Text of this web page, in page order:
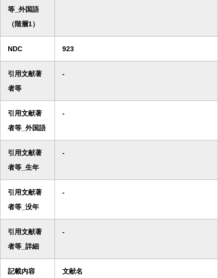
等_外国語
（階層1）
NDC 923
引用文献著
者等
-
引用文献著
者等_外国語
-
引用文献著
者等_生年
-
引用文献著
者等_没年
-
引用文献著
者等_詳細
-
記載内容 文献名